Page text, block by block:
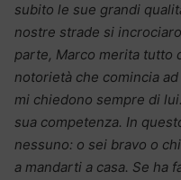
subito le sue grandi
nostre strade si
parte, Marco merita tutto
notorietà che comincia
mi chiedono sempre di
sua competenza. In
nessuno: o sei bravo o
a mandarti a casa. Se ha